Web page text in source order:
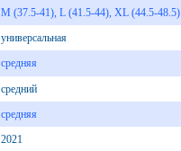
M (37.5-41), L (41.5-44), XL (44.5-48.5)
универсальная
средняя
средний
средняя
2021